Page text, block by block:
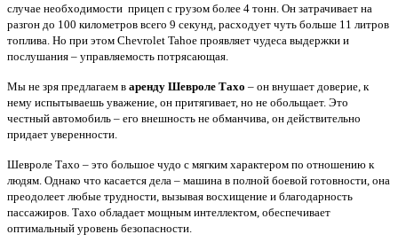
случае необходимости прицеп с грузом более 4 тонн. Он затрачивает на
разгон до 100 километров всего 9 секунд, расходует чуть больше 11 литров
топлива. Но при этом Chevrolet Tahoe проявляет чудеса выдержки и
послушания – управляемость потрясающая.
Мы не зря предлагаем в аренду Шевроле Тахо – он внушает доверие, к
нему испытываешь уважение, он притягивает, но не обольщает. Это
честный автомобиль – его внешность не обманчива, он действительно
придает уверенности.
Шевроле Тахо – это большое чудо с мягким характером по отношению к
людям. Однако что касается дела – машина в полной боевой готовности, она
преодолеет любые трудности, вызывая восхищение и благодарность
пассажиров. Тахо обладает мощным интеллектом, обеспечивает
оптимальный уровень безопасности.